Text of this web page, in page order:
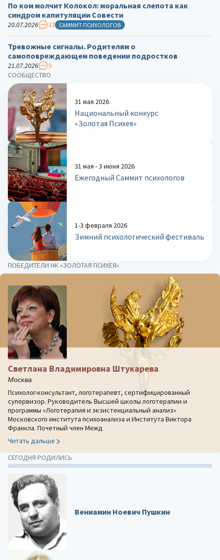
СООБЩЕСТВО
31 мая 2026
Национальный конкурс
«Золотая Психея»
31 мая - 3 июня 2026
Ежегодный Саммит психологов
1-3 февраля 2026
Зимний психологический фестиваль
По ком молчит Колокол: моральная слепота как
синдром капитуляции Совести
20.07.2026 32 САММИТ ПСИХОЛОГОВ
Тревожные сигналы. Родителям о
самоповреждающем поведении подростков
21.07.2026 9
ПОБЕДИТЕЛИ НК «ЗОЛОТАЯ ПСИХЕЯ»
Светлана Владимировна Штукарева
Москва
Психолог-консультант, логотерапевт, сертифицированный
супервизор. Руководитель Высшей школы логотерапии и
программы «Логотерапия и экзистенциальный анализ»
Московского института психоанализа и Института Виктора
Франкла. Почетный член Межд
Читать дальше
СЕГОДНЯ РОДИЛИСЬ
Вениамин Ноевич Пушкин